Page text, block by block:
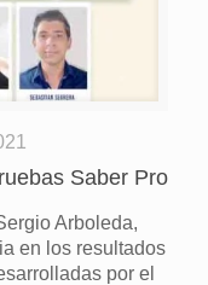
Saber Pro
Arboleda,
en los resultados
por el